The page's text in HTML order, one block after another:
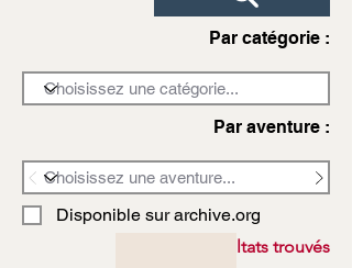
Par catégorie :
Par aventure :
Disponible sur archive.org
3972 résultats trouvés